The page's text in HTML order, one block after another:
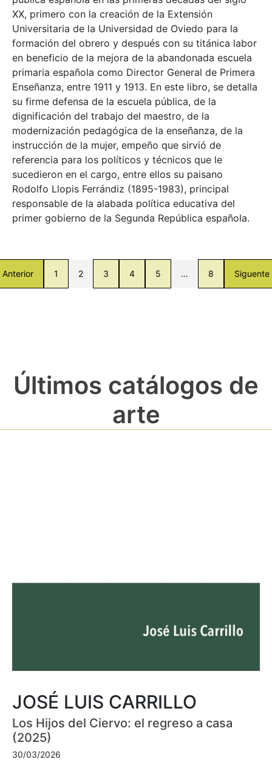
XX, primero con la creación de la Extensión
Universitaria de la Universidad de Oviedo para la
formación del obrero y después con su titánica labor
en beneficio de la mejora de la abandonada escuela
primaria española como Director General de Primera
Enseñanza, entre 1911 y 1913. En este libro, se detalla
su firme defensa de la escuela pública, de la
dignificación del trabajo del maestro, de la
modernización pedagógica de la enseñanza, de la
instrucción de la mujer, empeño que sirvió de
referencia para los políticos y técnicos que le
sucedieron en el cargo, entre ellos su paisano
Rodolfo Llopis Ferrándiz (1895-1983), principal
responsable de la alabada política educativa del
primer gobierno de la Segunda República española.
Anterior 1 2 3 4 5 … 8 Siguente
Últimos catálogos de
arte
JOSÉ LUIS CARRILLO
Los Hijos del Ciervo: el regreso a casa
(2025)
30/03/2026